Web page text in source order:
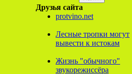
Друзья сайта
protvino.net
Лесные тропки могут
вывести к истокам
Жизнь "обычного"
звукорежиссёра